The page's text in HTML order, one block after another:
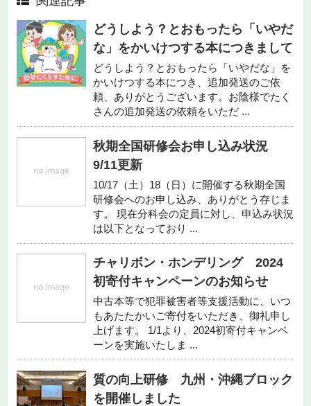
どうしよう？とおもったら「いやだ
な」をかいけつする本につきまして
どうしよう？とおもったら「いやだな」を
かいけつする本につき、追加発送のご依
頼、ありがとうございます。お陰様でたく
さんの追加発送の依頼をいただ ...
秋期全国研修会お申し込み状況
9/11更新
10/17（土）18（日）に開催する秋期全国
研修会へのお申し込み、ありがとう存じま
す。 現在分科会の定員に対し、申込み状況
は以下となっており ...
チャリボン・ホンデリング 2024
初寄付キャンペーンのお知らせ
中古本等で犯罪被害者等支援活動に、いつ
もあたたかいご寄付をいただき、御礼申し
上げます。 1/1より、2024初寄付キャンペ
ーンを実施いたしま ...
質の向上研修 九州・沖縄ブロック
を開催しました